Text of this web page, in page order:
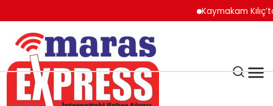
Kaymakam
K.MARAŞ